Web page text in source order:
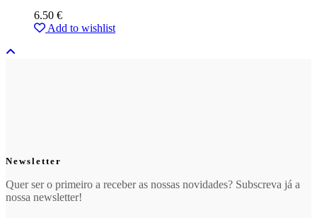
6.50 €
Add to wishlist
Newsletter
Quer ser o primeiro a receber as nossas novidades? Subscreva já a
nossa newsletter!